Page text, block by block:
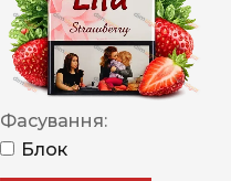
Фасування:
Блок